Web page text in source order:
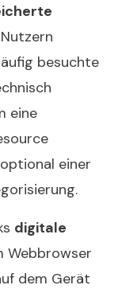
besuchte
eine
einer
digitale
Webbrowser
dem Gerät